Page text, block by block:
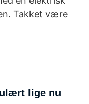
Takket være
lige nu